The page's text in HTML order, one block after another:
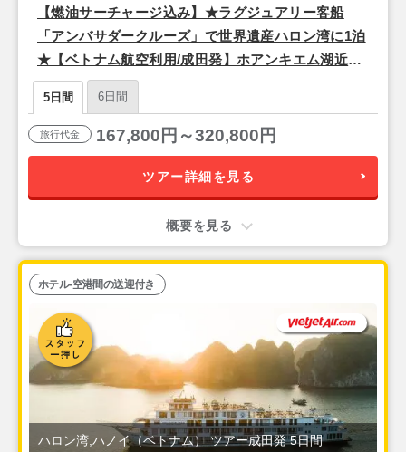
【燃油サーチャージ込み】★ラグジュアリー客船
「アンバサダークルーズ」で世界遺産ハロン湾に1泊
★【ベトナム航空利用/成田発】ホアンキエム湖近
く！観光に便利でスタイリッシュな4つ星『ザ・チー
ブティック・ハノイ（スーペリアルーム）』宿泊ハ
ノイ3泊5日
5日間 6日間
旅行代金 167,800円～320,800円
ツアー詳細を見る
概要を見る
ハロン湾,ハノイ（ベトナム） ツアー成田発 5日間
ホテル-空港間の送迎付き